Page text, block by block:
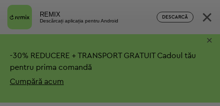
REMIX
Descărcați aplicația pentru Android
DESCARCĂ ×
-30% REDUCERE + TRANSPORT GRATUITCadoul tău
pentru prima comandă
Cumpără acum
×